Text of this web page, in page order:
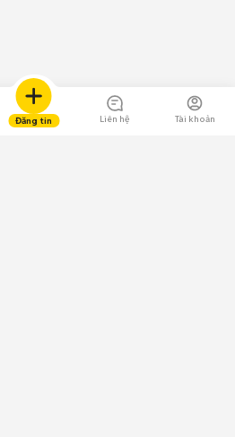
Đăng tin Liên hệ Tài khoản